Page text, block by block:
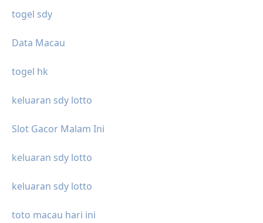
togel sdy
Data Macau
togel hk
keluaran sdy lotto
Slot Gacor Malam Ini
keluaran sdy lotto
keluaran sdy lotto
toto macau hari ini